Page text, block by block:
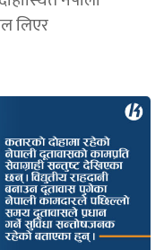
लिएर